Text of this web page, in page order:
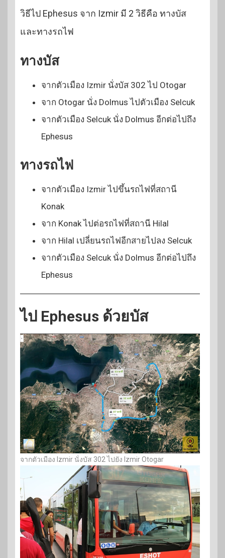
วิธีไป Ephesus จาก Izmir มี 2 วิธีคือ ทางบัส
และทางรถไฟ
ทางบัส
จากตัวเมือง Izmir นั่งบัส 302 ไป Otogar
จาก Otogar นั่ง Dolmus ไปตัวเมือง Selcuk
จากตัวเมือง Selcuk นั่ง Dolmus อีกต่อไปถึง
Ephesus
ทางรถไฟ
จากตัวเมือง Izmir ไปขึ้นรถไฟที่สถานี
Konak
จาก Konak ไปต่อรถไฟที่สถานี Hilal
จาก Hilal เปลี่ยนรถไฟอีกสายไปลง Selcuk
จากตัวเมือง Selcuk นั่ง Dolmus อีกต่อไปถึง
Ephesus
ไป Ephesus ด้วยบัส
จากตัวเมือง Izmir นั่งบัส 302 ไปยัง Izmir Otogar